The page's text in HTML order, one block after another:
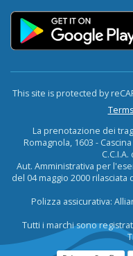
This site is protected by
La prenotazione dei
Romagnola, 1603 -
Aut. Amministrativa per
del 04 maggio 2000 rilasciata
Polizza assicurativa:
Tutti i marchi sono